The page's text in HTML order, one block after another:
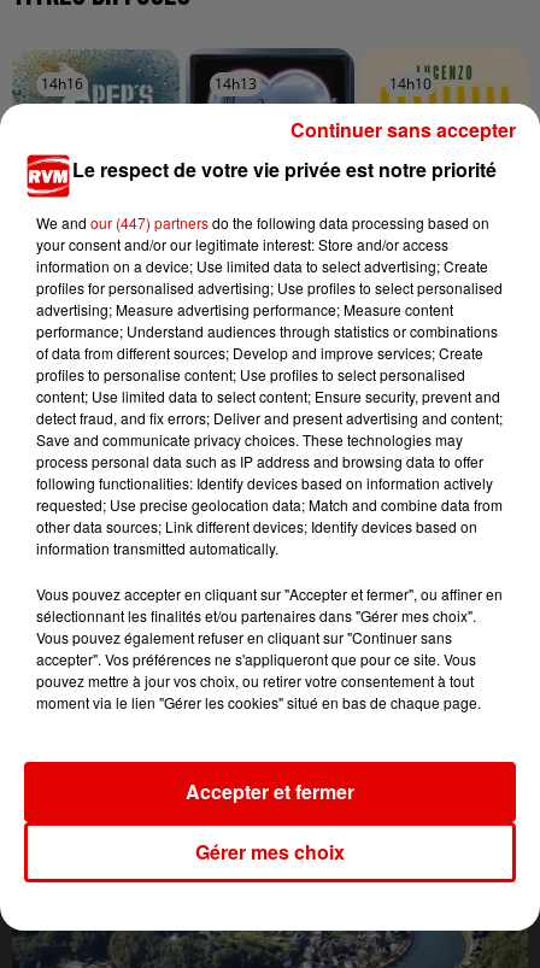
14h16
14h16
PEP'S
Liberta
14h13
14h13
KATSEYE
Gabriela
14h10
14h10
LUCENZO
Limencello
Le respect de votre vie privée est notre priorité
We and our (447) partnersdo the following data processing based on
your consent and/or our legitimate interest: Store and/or access
information on a device; Use limited data to select advertising; Create
profiles for personalised advertising; Use profiles to select personalised
advertising; Measure advertising performance; Measure content
performance; Understand audiences through statistics or combinations
of data from different sources; Develop and improve services; Create
profiles to personalise content; Use profiles to select personalised
content; Use limited data to select content; Ensure security, prevent and
detect fraud, and fix errors; Deliver and present advertising and content;
Save and communicate privacy choices. These technologies may
process personal data such as IP address and browsing data to offer
following functionalities: Identify devices based on information actively
requested; Use precise geolocation data; Match and combine data from
other data sources; Link different devices; Identify devices based on
information transmitted automatically.
Vous pouvez accepter en cliquant sur "Accepter et fermer", ou affiner en
sélectionnant les finalités et/ou partenaires dans "Gérer mes choix".
Vous pouvez également refuser en cliquant sur "Continuer sans
accepter". Vos préférences ne s'appliqueront que pour ce site. Vous
pouvez mettre à jour vos choix, ou retirer votre consentement à tout
moment via le lien "Gérer les cookies" situé en bas de chaque page.
Gérer mes choix
Accepter et fermer
Continuer sans accepter